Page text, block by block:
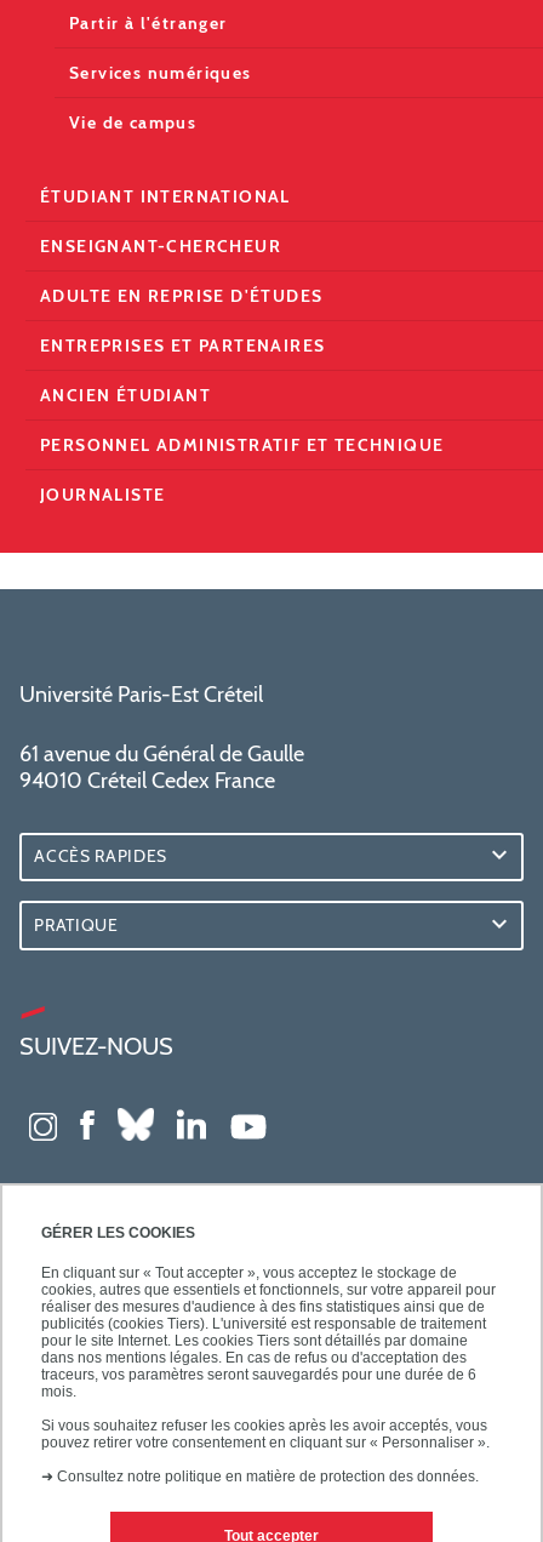
GÉRER LES COOKIES
En cliquant sur « Tout accepter », vous acceptez le stockage de
cookies, autres que essentiels et fonctionnels, sur votre appareil pour
réaliser des mesures d'audience à des fins statistiques ainsi que de
publicités (cookies Tiers). L'université est responsable de traitement
pour le site Internet. Les cookies Tiers sont détaillés par domaine
dans nos mentions légales. En cas de refus ou d'acceptation des
traceurs, vos paramètres seront sauvegardés pour une durée de 6
mois.
Si vous souhaitez refuser les cookies après les avoir acceptés, vous
pouvez retirer votre consentement en cliquant sur « Personnaliser ».
➜ Consultez notre politique en matière de protection des données.
Tout accepter
Partir à l'étranger
Services numériques
Vie de campus
ÉTUDIANT INTERNATIONAL
ENSEIGNANT-CHERCHEUR
ADULTE EN REPRISE D'ÉTUDES
ENTREPRISES ET PARTENAIRES
ANCIEN ÉTUDIANT
PERSONNEL ADMINISTRATIF ET TECHNIQUE
JOURNALISTE
Université Paris-Est Créteil
61 avenue du Général de Gaulle
94010 Créteil Cedex France
ACCÈS RAPIDES
PRATIQUE
SUIVEZ-NOUS